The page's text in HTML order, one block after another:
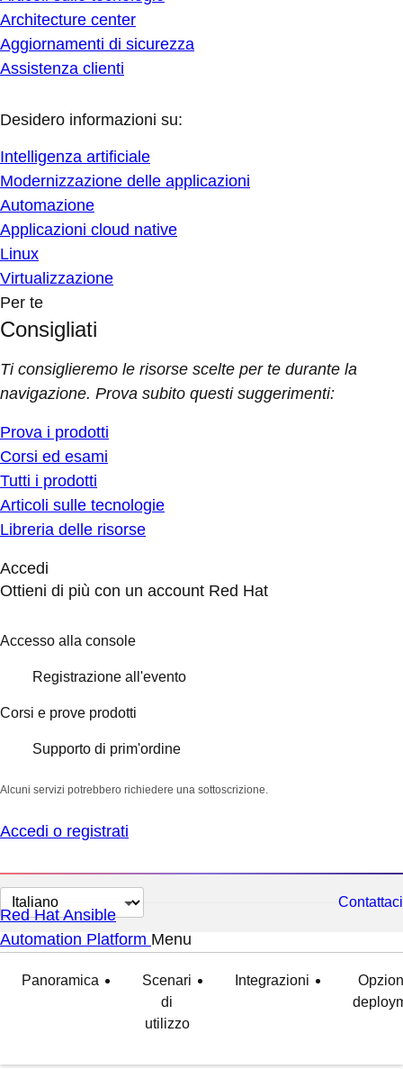
Architecture center
Aggiornamenti di sicurezza
Assistenza clienti
Desidero informazioni su:
Intelligenza artificiale
Modernizzazione delle applicazioni
Automazione
Applicazioni cloud native
Linux
Virtualizzazione
Per te
Consigliati
Ti consiglieremo le risorse scelte per te durante la
navigazione. Prova subito questi suggerimenti:
Prova i prodotti
Corsi ed esami
Tutti i prodotti
Articoli sulle tecnologie
Libreria delle risorse
Accedi
Ottieni di più con un account Red Hat
Accesso alla console
Registrazione all'evento
Corsi e prove prodotti
Supporto di prim'ordine
Alcuni servizi potrebbero richiedere una sottoscrizione.
Accedi o registrati
Cambia
lingua
Contattaci
Red Hat Ansible
Automation Platform Menu
Panoramica
Scenari
di
utilizzo
Integrazioni